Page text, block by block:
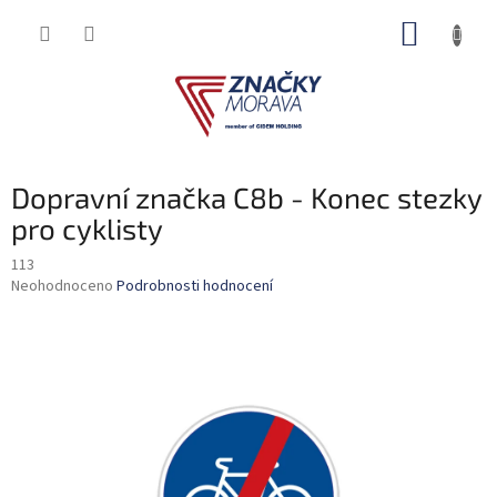
Dopravní značka C8b - Konec stezky
pro cyklisty
113
Průměrné
Neohodnoceno Podrobnosti hodnocení